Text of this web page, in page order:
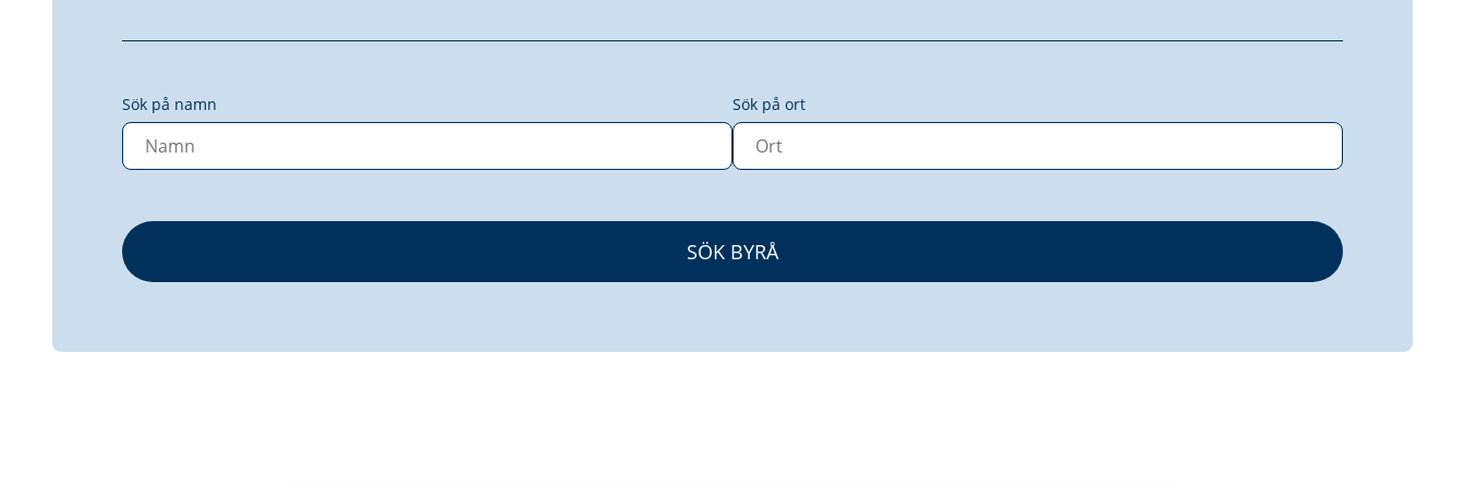
Sök på namn Sök på ort